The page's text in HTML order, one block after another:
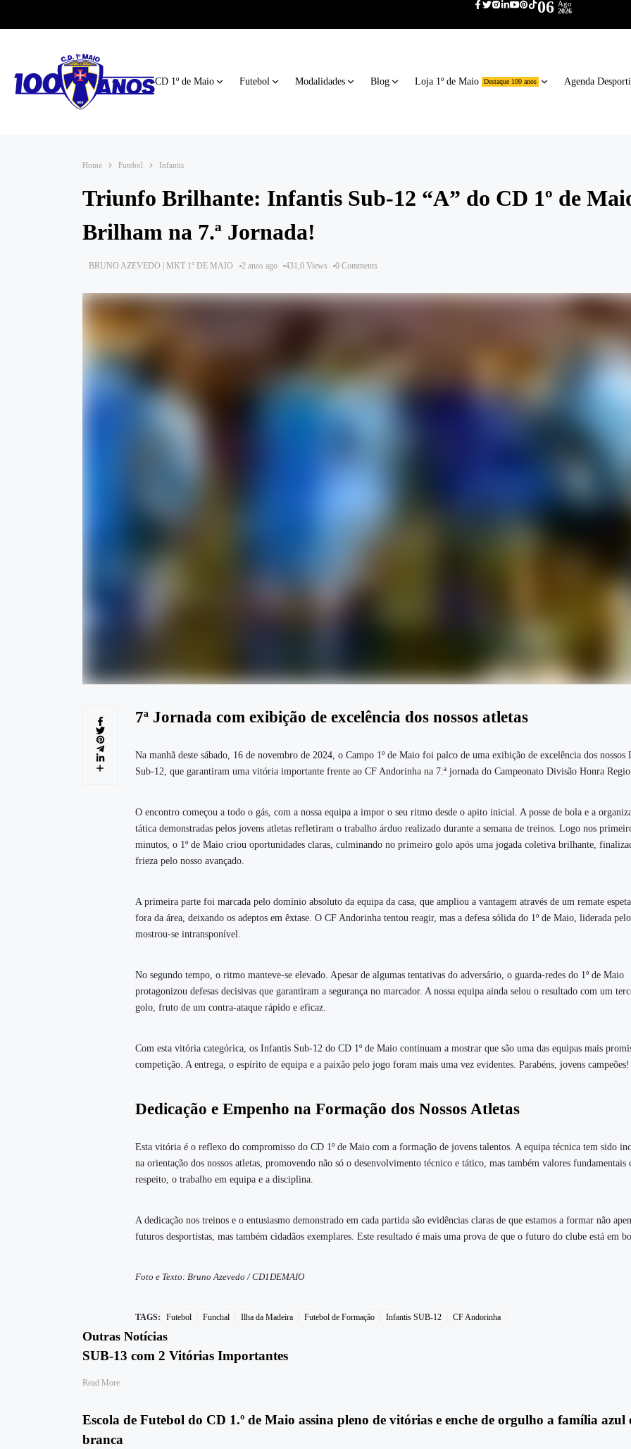
06 Ago
2026
CD 1º de Maio Futebol Modalidades Blog Loja 1º de Maio Destaque 100 anos Agenda
Home Futebol Infantis
Triunfo Brilhante: Infantis Sub-12 “A” do CD 1º de
Brilham na 7.ª Jornada!
BRUNO AZEVEDO | MKT 1º DE MAIO 2 anos ago 431,0 Views 0 Comments
7ª Jornada com exibição de excelência dos nossos atletas
Na manhã deste sábado, 16 de novembro de 2024, o Campo 1º de Maio foi palco de uma exibição de excelência dos nossos
Sub-12, que garantiram uma vitória importante frente ao CF Andorinha na 7.ª jornada do Campeonato Divisão Honra
O encontro começou a todo o gás, com a nossa equipa a impor o seu ritmo desde o apito inicial. A posse de bola e a
tática demonstradas pelos jovens atletas refletiram o trabalho árduo realizado durante a semana de treinos. Logo nos
minutos, o 1º de Maio criou oportunidades claras, culminando no primeiro golo após uma jogada coletiva brilhante,
frieza pelo nosso avançado.
A primeira parte foi marcada pelo domínio absoluto da equipa da casa, que ampliou a vantagem através de um remate
fora da área, deixando os adeptos em êxtase. O CF Andorinha tentou reagir, mas a defesa sólida do 1º de Maio, liderada
mostrou-se intransponível.
No segundo tempo, o ritmo manteve-se elevado. Apesar de algumas tentativas do adversário, o guarda-redes do 1º de Maio
protagonizou defesas decisivas que garantiram a segurança no marcador. A nossa equipa ainda selou o resultado com um
golo, fruto de um contra-ataque rápido e eficaz.
Com esta vitória categórica, os Infantis Sub-12 do CD 1º de Maio continuam a mostrar que são uma das equipas mais
competição. A entrega, o espírito de equipa e a paixão pelo jogo foram mais uma vez evidentes. Parabéns, jovens campeões!
Dedicação e Empenho na Formação dos Nossos Atletas
Esta vitória é o reflexo do compromisso do CD 1º de Maio com a formação de jovens talentos. A equipa técnica tem sido
na orientação dos nossos atletas, promovendo não só o desenvolvimento técnico e tático, mas também valores fundamentais
respeito, o trabalho em equipa e a disciplina.
A dedicação nos treinos e o entusiasmo demonstrado em cada partida são evidências claras de que estamos a formar não
futuros desportistas, mas também cidadãos exemplares. Este resultado é mais uma prova de que o futuro do clube está em
Foto e Texto: Bruno Azevedo / CD1DEMAIO
TAGS: Futebol Funchal Ilha da Madeira Futebol de Formação Infantis SUB-12 CF Andorinha
Outras Notícias
SUB-13 com 2 Vitórias Importantes
Read More
Escola de Futebol do CD 1.º de Maio assina pleno de vitórias e enche de orgulho a família azul
branca